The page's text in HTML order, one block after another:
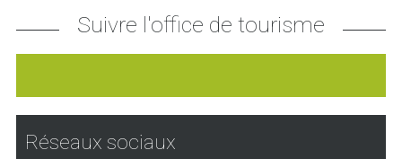
Suivre l'office de tourisme
Réseaux sociaux